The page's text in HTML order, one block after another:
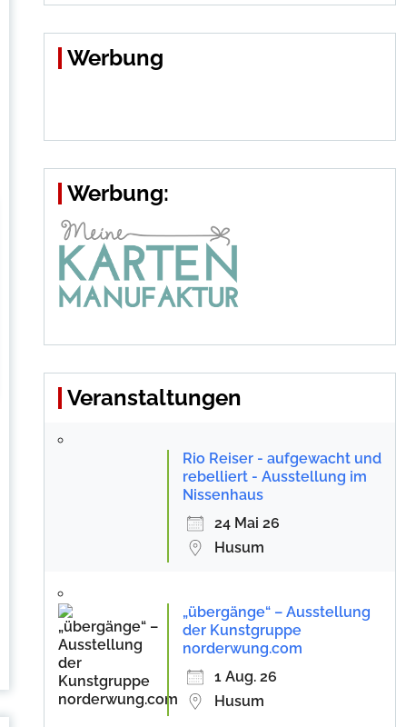
Werbung
Werbung:
Veranstaltungen
Rio Reiser - aufgewacht und
rebelliert - Ausstellung im
Nissenhaus
24 Mai 26
Husum
„übergänge“ – Ausstellung
der Kunstgruppe
norderwung.com
1 Aug. 26
Husum